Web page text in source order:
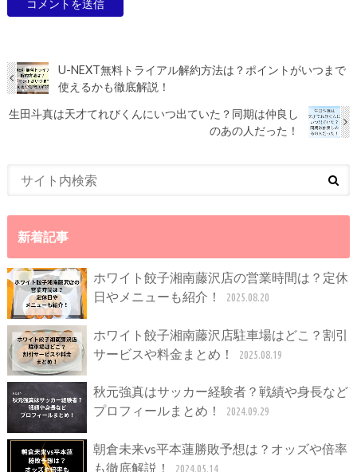
U-NEXT無料トライアル解約方法は？ポイントがいつまで
使えるかも徹底解説！
生田斗真は天才てれびくんにいつ出ていた？同期は仲良し
のあの人だった！
新着記事
ホワイト餃子湘南藤沢店の営業時間は？定休
日やメニューも紹介！
2025.08.20
ホワイト餃子湘南藤沢店駐車場はどこ？割引
サービスや料金まとめ！
2025.08.19
秋元強真はサッカー経験者？戦績や身長など
プロフィールまとめ！
2024.09.29
朝倉未来vs平本蓮勝敗予想は？オッズや倍率
も徹底解説！
2024.05.14